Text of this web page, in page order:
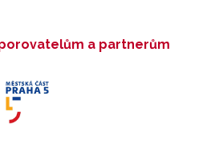
a partnerům